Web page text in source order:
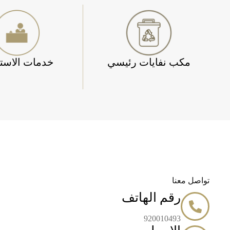
مكب نفايات رئيسي خدمات
تواصل معنا
رقم الهاتف
920010493